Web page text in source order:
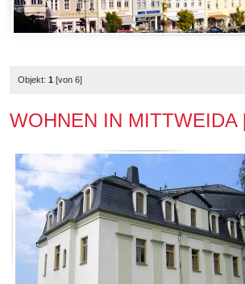
Objekt: 1 [von 6]
WOHNEN IN MITTWEIDA